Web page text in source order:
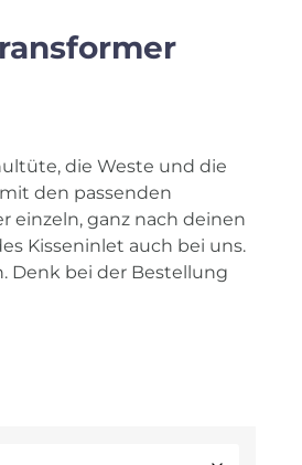
die Weste und die
den passenden
einzeln, ganz nach deinen
Kisseninlet auch bei uns.
Denk bei der Bestellung